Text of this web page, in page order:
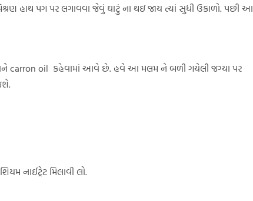
હાથ પગ પર લગાવવા જેવું ઘાટું ના થઇ જાય ત્યાં સુધી ઉકાળો. પછી આ
carron oil કહેવામાં આવે છે. હવે આ મલમ ને બળી ગયેલી જગ્યા પર
નાઈટ્રેટ મિલાવી લો.